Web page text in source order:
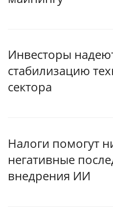
Инвесторы
стабилизацию
сектора
Налоги помогут
негативные
внедрения ИИ